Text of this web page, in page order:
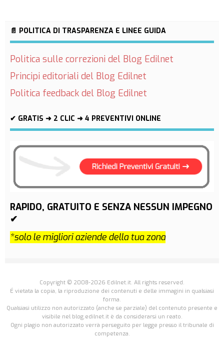
📄 POLITICA DI TRASPARENZA E LINEE GUIDA
Politica sulle correzioni del Blog Edilnet
Principi editoriali del Blog Edilnet
Politica feedback del Blog Edilnet
✔ GRATIS ➜ 2 CLIC ➜ 4 PREVENTIVI ONLINE
RAPIDO, GRATUITO E SENZA NESSUN IMPEGNO
✔
*solo le migliori aziende della tua zona
Copyright © 2008-2026 Edilnet.it. All rights reserved.
É vietata la copia, la riproduzione dei contenuti e delle immagini in qualsiasi
forma.
Qualsiasi utilizzo non autorizzato (anche se parziale) del contenuto presente e
visibile nel blog.edilnet.it è da considerarsi un reato.
Ogni plagio non autorizzato verrà perseguito per legge presso il tribunale di
competenza.